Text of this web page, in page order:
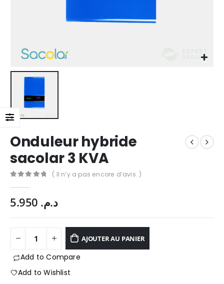
Onduleur hybride
sacolar 3 KVA
( Il n’y a pas encore d’avis. )
د.م.
AJOUTER AU PANIER
Add to Compare
Add to Wishlist